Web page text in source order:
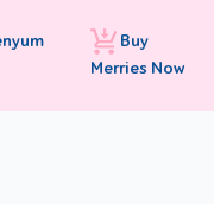
Buy
Merries Now